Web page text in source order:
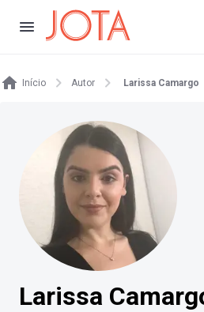
Início Autor Larissa Camargo
Larissa